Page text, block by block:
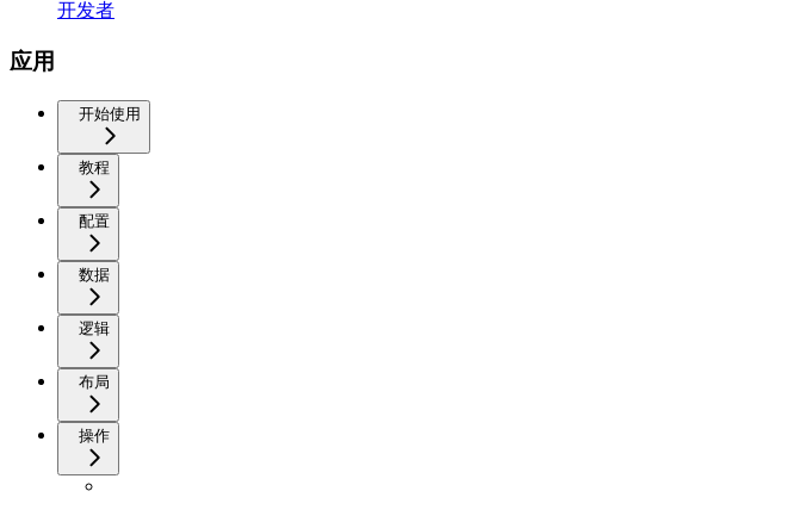
开发者
应用
开始使用
教程
配置
数据
逻辑
布局
操作